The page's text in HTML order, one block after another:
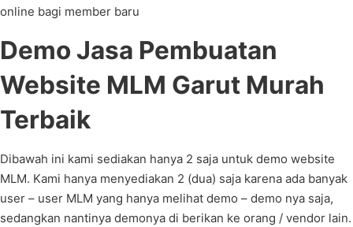
online bagi member baru
Demo Jasa Pembuatan
Website MLM Garut Murah
Terbaik
Dibawah ini kami sediakan hanya 2 saja untuk demo website
MLM. Kami hanya menyediakan 2 (dua) saja karena ada banyak
user – user MLM yang hanya melihat demo – demo nya saja,
sedangkan nantinya demonya di berikan ke orang / vendor lain.